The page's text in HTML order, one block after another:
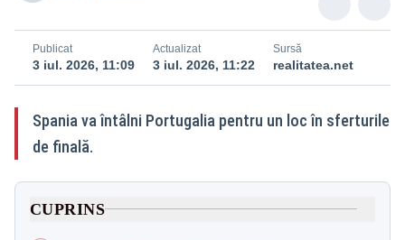
Publicat
3 iul. 2026, 11:09
Actualizat
3 iul. 2026, 11:22
Sursă
realitatea.net
Spania va întâlni Portugalia pentru un loc în sferturile
de finală.
CUPRINS